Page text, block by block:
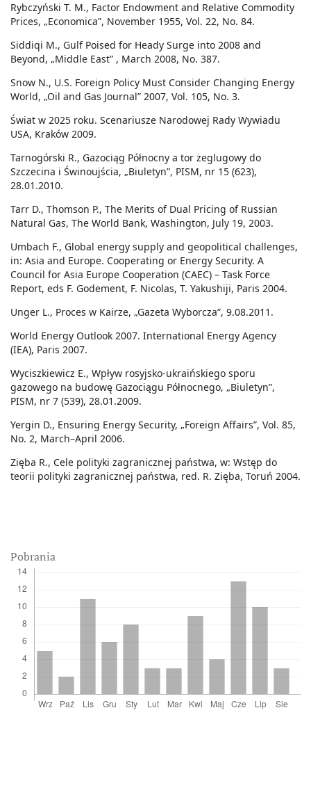
Pobrania
Rybczyński T. M., Factor Endowment and Relative Commodity
Prices, „Economica”, November 1955, Vol. 22, No. 84.
Siddiqi M., Gulf Poised for Heady Surge into 2008 and
Beyond, „Middle East” , March 2008, No. 387.
Snow N., U.S. Foreign Policy Must Consider Changing Energy
World, „Oil and Gas Journal” 2007, Vol. 105, No. 3.
Świat w 2025 roku. Scenariusze Narodowej Rady Wywiadu
USA, Kraków 2009.
Tarnogórski R., Gazociąg Północny a tor żeglugowy do
Szczecina i Świnoujścia, „Biuletyn”, PISM, nr 15 (623),
28.01.2010.
Tarr D., Thomson P., The Merits of Dual Pricing of Russian
Natural Gas, The World Bank, Washington, July 19, 2003.
Umbach F., Global energy supply and geopolitical challenges,
in: Asia and Europe. Cooperating or Energy Security. A
Council for Asia Europe Cooperation (CAEC) – Task Force
Report, eds F. Godement, F. Nicolas, T. Yakushiji, Paris 2004.
Unger L., Proces w Kairze, „Gazeta Wyborcza”, 9.08.2011.
World Energy Outlook 2007. International Energy Agency
(IEA), Paris 2007.
Wyciszkiewicz E., Wpływ rosyjsko-ukraińskiego sporu
gazowego na budowę Gazociągu Północnego, „Biuletyn”,
PISM, nr 7 (539), 28.01.2009.
Yergin D., Ensuring Energy Security, „Foreign Affairs”, Vol. 85,
No. 2, March–April 2006.
Zięba R., Cele polityki zagranicznej państwa, w: Wstęp do
teorii polityki zagranicznej państwa, red. R. Zięba, Toruń 2004.